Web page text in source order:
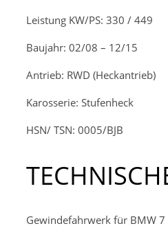
Leistung KW/PS: 330 / 449
Baujahr: 02/08 – 12/15
Antrieb: RWD (Heckantrieb)
Karosserie: Stufenheck
HSN/ TSN: 0005/BJB
Gewindefahrwerk für BMW 7